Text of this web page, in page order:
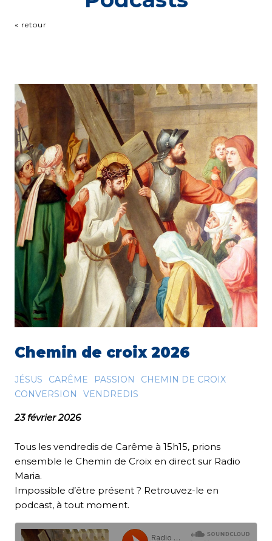
« retour
Chemin de croix 2026
JÉSUS CARÊME PASSION
CHEMIN DE CROIX
CONVERSION
VENDREDIS
23 février 2026
Tous les vendredis de Carême à 15h15, prions
ensemble le Chemin de Croix en direct sur Radio
Maria.
Impossible d’être présent ? Retrouvez-le en
podcast, à tout moment.